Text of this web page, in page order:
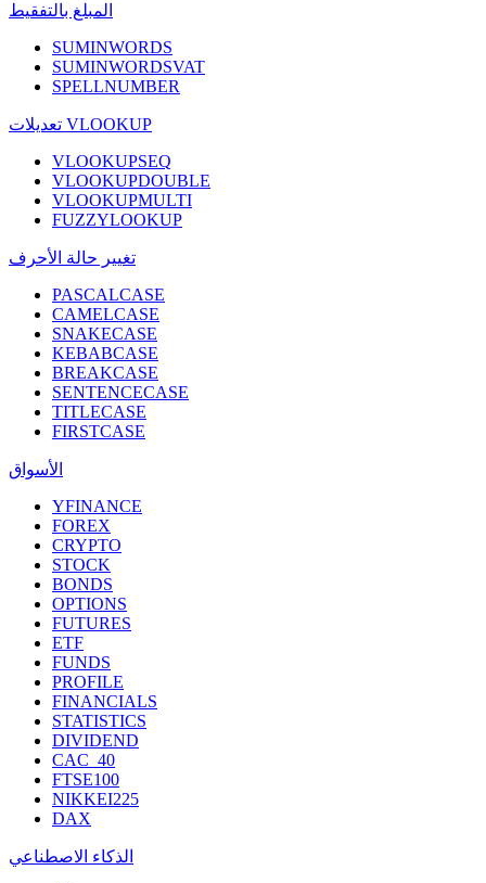
المبلغ بالتفقيط
SUMINWORDS
SUMINWORDSVAT
SPELLNUMBER
تعديلات VLOOKUP
VLOOKUPSEQ
VLOOKUPDOUBLE
VLOOKUPMULTI
FUZZYLOOKUP
تغيير حالة الأحرف
PASCALCASE
CAMELCASE
SNAKECASE
KEBABCASE
BREAKCASE
SENTENCECASE
TITLECASE
FIRSTCASE
الأسواق
YFINANCE
FOREX
CRYPTO
STOCK
BONDS
OPTIONS
FUTURES
ETF
FUNDS
PROFILE
FINANCIALS
STATISTICS
DIVIDEND
CAC_40
FTSE100
NIKKEI225
DAX
الذكاء الاصطناعي